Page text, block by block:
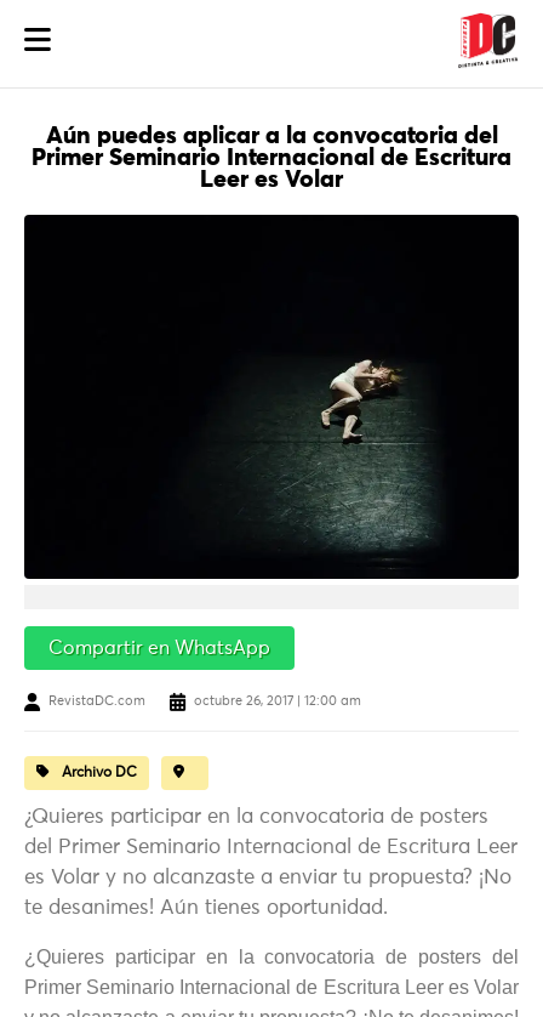
Aún puedes aplicar a la convocatoria del
Primer Seminario Internacional de Escritura
Leer es Volar
Compartir en WhatsApp
RevistaDC.com octubre 26, 2017 | 12:00 am
Archivo DC
¿Quieres participar en la convocatoria de posters
del Primer Seminario Internacional de Escritura Leer
es Volar y no alcanzaste a enviar tu propuesta? ¡No
te desanimes! Aún tienes oportunidad.
¿Quieres participar en la convocatoria de posters del
Primer Seminario Internacional de Escritura Leer es Volar